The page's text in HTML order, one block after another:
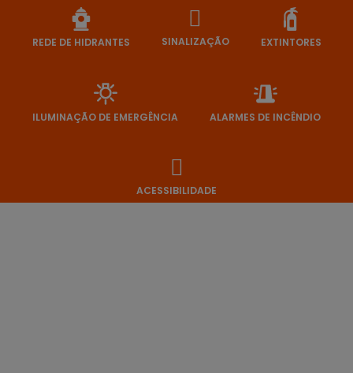
REDE DE HIDRANTES SINALIZAÇÃO EXTINTORES
ILUMINAÇÃO DE EMERGÊNCIA ALARMES DE INCÊNDIO
ACESSIBILIDADE